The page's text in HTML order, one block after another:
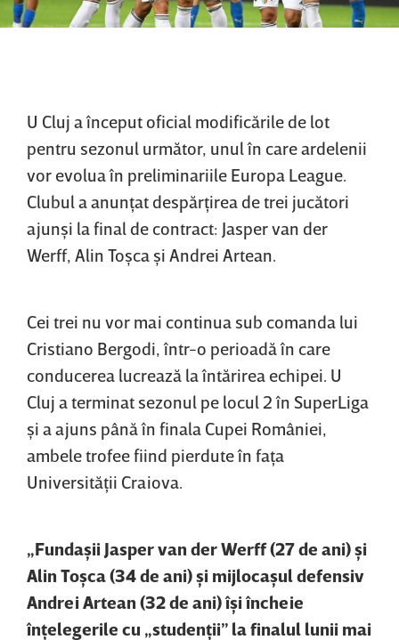
U Cluj a început oficial modificările de lot
pentru sezonul următor, unul în care ardelenii
vor evolua în preliminariile Europa League.
Clubul a anunţat despărţirea de trei jucători
ajunşi la final de contract: Jasper van der
Werff, Alin Toşca şi Andrei Artean.
Cei trei nu vor mai continua sub comanda lui
Cristiano Bergodi, într-o perioadă în care
conducerea lucrează la întărirea echipei. U
Cluj a terminat sezonul pe locul 2 în SuperLiga
şi a ajuns până în finala Cupei României,
ambele trofee fiind pierdute în faţa
Universităţii Craiova.
„Fundaşii Jasper van der Werff (27 de ani) şi
Alin Toşca (34 de ani) şi mijlocaşul defensiv
Andrei Artean (32 de ani) îşi încheie
înţelegerile cu „studenţii” la finalul lunii mai